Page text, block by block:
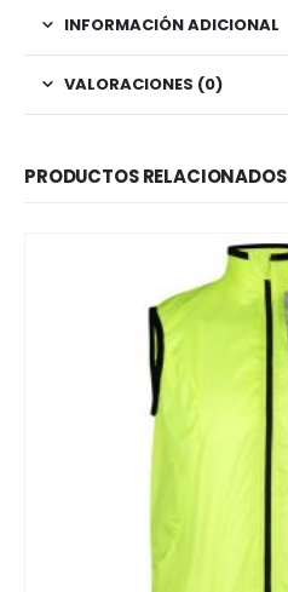
INFORMACIÓN ADICIONAL
VALORACIONES (0)
PRODUCTOS RELACIONADOS